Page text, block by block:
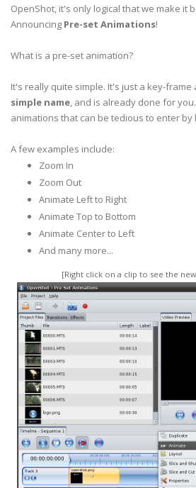
OpenShot, it's only logical that we make it
Announcing Pre-set Animations!
What is a pre-set animation?
It's really quite simple. It's just a key-
simple name, and is already done for
animations that can be tedious to enter by
A few examples include:
Zoom In
Zoom Out
Animate Left to Right
Animate Top to Bottom
Animate Center to Left
And many more...
[Right click on a clip to see the